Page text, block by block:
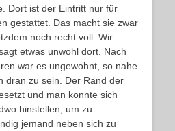
Dort ist der Eintritt nur für
gestattet. Das macht sie zwar
noch recht voll. Wir
etwas unwohl dort. Nach
war es ungewohnt, so nahe
dran zu sein. Der Rand der
und man konnte sich
hinstellen, um zu
jemand neben sich zu